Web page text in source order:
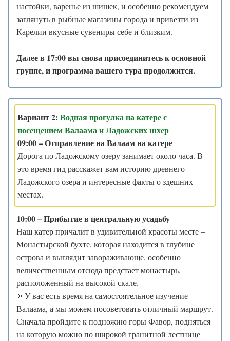
настойки, варенье из шишек, и особенно рекомендуем
заглянуть в рыбные магазины города и привезти из
Карелии вкусные сувениры себе и близким.
Далее в 17:00 вы снова присоединитесь к основной
группе, и программа вашего тура продолжится.
Вариант 2: Водная прогулка на катере с
посещением Валаама и Ладожских шхер
09:00 – Отправление на Валаам на катере
Дорога по Ладожскому озеру занимает около часа. В
это время гид расскажет вам историю древнего
Ладожского озера и интересные факты о здешних
местах.
10:00 – Прибытие в центральную усадьбу
Наш катер причалит в удивительной красоты месте –
Монастырской бухте, которая находится в глубине
острова и выглядит завораживающе, особенно
величественным отсюда предстает монастырь,
расположенный на высокой скале.
🔅У вас есть время на самостоятельное изучение
Валаама, а мы можем посоветовать отличный маршрут.
Сначала пройдите к подножию горы Фавор, подняться
на которую можно по широкой гранитной лестнице